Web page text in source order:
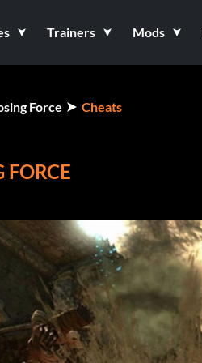
Trainers Mods
Force Cheats
FORCE